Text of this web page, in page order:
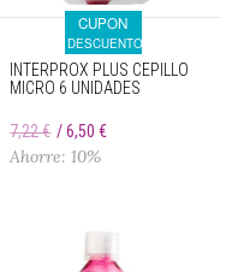
CUPON
DESCUENTO
INTERPROX PLUS CEPILLO
MICRO 6 UNIDADES
7,22 € 6,50 €
Ahorre: 10%